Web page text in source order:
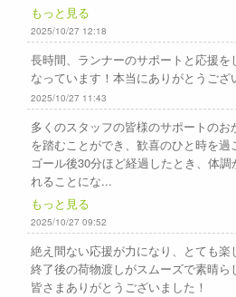
もっと見る
2025/10/27 12:18
長時間、ランナーのサポートと応援
なっています！本当にありがとうござ
2025/10/27 11:43
多くのスタッフの皆様のサポートの
を踏むことができ、歓喜のひと時を
ゴール後30分ほど経過したとき、体
れることにな...
もっと見る
2025/10/27 09:52
絶え間ない応援が力になり、とても楽
終了後の荷物渡しがスムーズで素晴ら
皆さまありがとうございました！